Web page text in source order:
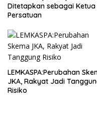
Ditetapkan sebagai
Persatuan
LEMKASPA:Perubahan
JKA, Rakyat Jadi
Risiko